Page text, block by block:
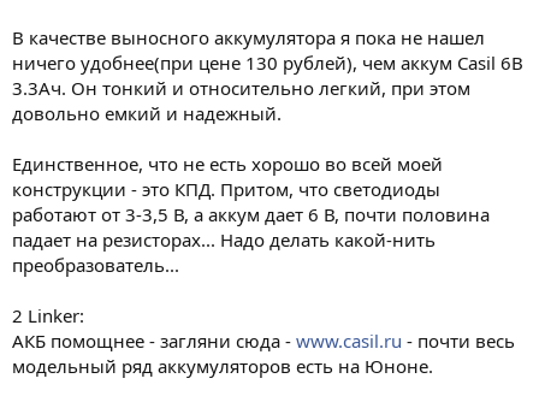
В качестве выносного аккумулятора я пока не нашел
ничего удобнее(при цене 130 рублей), чем аккум Casil 6В
3.3Ач. Он тонкий и относительно легкий, при этом
довольно емкий и надежный.
Единственное, что не есть хорошо во всей моей
конструкции - это КПД. Притом, что светодиоды
работают от 3-3,5 В, а аккум дает 6 В, почти половина
падает на резисторах... Надо делать какой-нить
преобразователь...
2 Linker:
АКБ помощнее - загляни сюда - www.casil.ru - почти весь
модельный ряд аккумуляторов есть на Юноне.